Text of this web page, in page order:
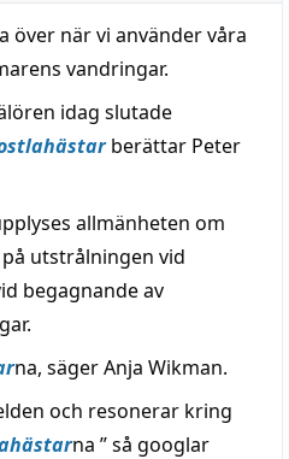
över när vi använder våra
vandringar.
idag slutade
berättar Peter
allmänheten om
utstrålningen vid
begagnande av
na, säger Anja Wikman.
och resonerar kring
na ” så googlar